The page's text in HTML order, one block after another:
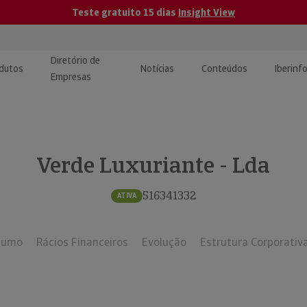
Teste gratuito 15 dias Insight View
e Monitorização de
Diretório de
Empresas
Notícias Conteúdos
| Estudos e
Verde Luxuriante - Lda
ATIVA 516341332
Rácios Financeiros Evolução Estrutura Corporativa